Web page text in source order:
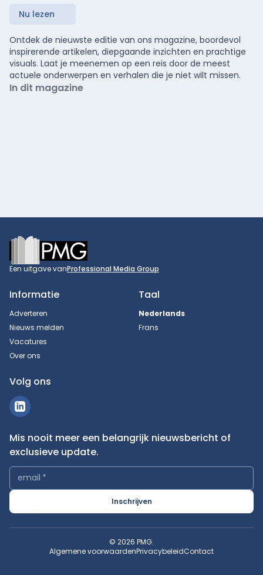
Nu lezen
Ontdek de nieuwste editie van ons magazine, boordevol
inspirerende artikelen, diepgaande inzichten en prachtige
visuals. Laat je meenemen op een reis door de meest
actuele onderwerpen en verhalen die je niet wilt missen.
In dit magazine
Footer
Een uitgave vanProfessional Media Group
Informatie
Adverteren
Nieuws melden
Vacatures
Over ons
Taal
Nederlands
Frans
Volg ons
Mis nooit meer een belangrijk nieuwsbericht of
exclusieve update.
email *
Inschrijven
© 2026 PMG.
Algemene voorwaardenPrivacybeleidContact